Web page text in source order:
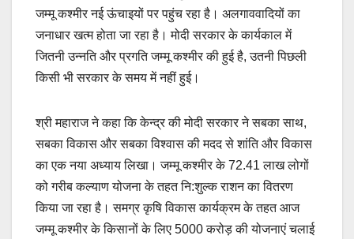
जम्मू कश्मीर नई ऊंचाइयों पर पहुंच रहा है। अलगाववादियों का
जनाधार खत्‍म होता जा रहा है। मोदी सरकार के कार्यकाल में
जितनी उन्नति और प्रगति जम्मू कश्मीर की हुई है, उतनी पिछली
किसी भी सरकार के समय में नहीं हुई।
श्री महाराज ने कहा कि केन्द्र की मोदी सरकार ने सबका साथ,
सबका विकास और सबका विश्वास की मदद से शांति और विकास
का एक नया अध्याय लिखा। जम्मू कश्मीर के 72.41 लाख लोगों
को गरीब कल्याण योजना के तहत नि:शुल्क राशन का वितरण
किया जा रहा है। समग्र कृषि विकास कार्यक्रम के तहत आज
जम्मू कश्मीर के किसानों के लिए 5000 करोड़ की योजनाएं चलाई